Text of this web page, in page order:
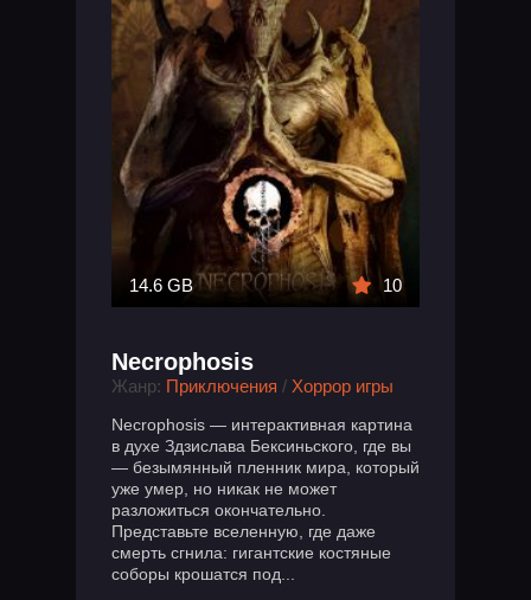
14.6 GB 10
Necrophosis
Жанр: Приключения / Хоррор игры
Necrophosis — интерактивная картина
в духе Здзислава Бексиньского, где вы
— безымянный пленник мира, который
уже умер, но никак не может
разложиться окончательно.
Представьте вселенную, где даже
смерть сгнила: гигантские костяные
соборы крошатся под...